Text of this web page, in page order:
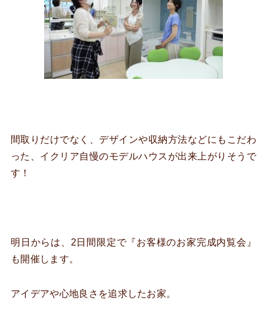
間取りだけでなく、デザインや収納方法などにもこだわ
った、イクリア自慢のモデルハウスが出来上がりそうで
す！
明日からは、2日間限定で『お客様のお家完成内覧会』
も開催します。
アイデアや心地良さを追求したお家。